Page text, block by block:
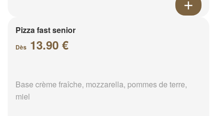
Pizza fast senior
Dès 13.90 €
Base crème fraîche, mozzarella, pommes de terre,
miel